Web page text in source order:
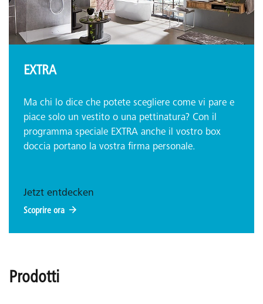
EXTRA
Ma chi lo dice che potete scegliere come vi pare e
piace solo un vestito o una pettinatura? Con il
programma speciale EXTRA anche il vostro box
doccia portano la vostra firma personale.
Jetzt entdecken
Scoprire ora
Prodotti